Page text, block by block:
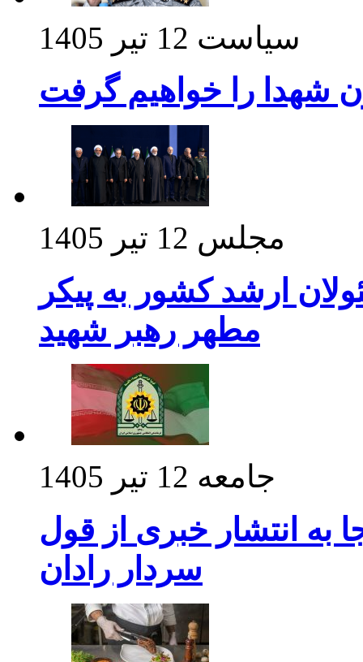
سیاست 12 تیر 1405
شهدا را خواهیم گرفت
مجلس 12 تیر 1405
ارشد کشور به پیکر
مطهر رهبر شهید
جامعه 12 تیر 1405
به انتشار خبری از قول
سردار رادان